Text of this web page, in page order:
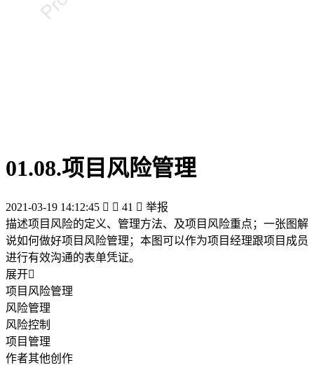
01.08.项目风险管理
2021-03-19 14:12:45   41  举报
描述项目风险的定义、管理方法、及项目风险重点；一张图解
说如何做好项目风险管理；本图可以作为项目经理跟项目成员
进行有效沟通的表单凭证。
展开
项目风险管理
风险管理
风险控制
项目管理
作者其他创作